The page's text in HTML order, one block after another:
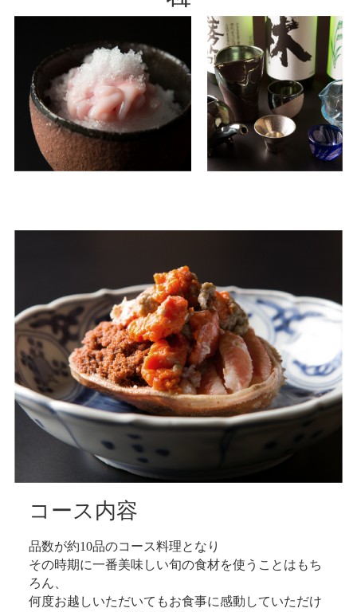
コース内容
品数が約10品のコース料理となり
その時期に一番美味しい旬の食材を使うことはもち
ろん、
何度お越しいただいてもお食事に感動していただけ